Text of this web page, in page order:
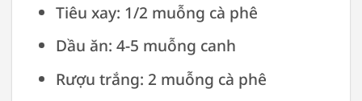
Tiêu xay: 1/2 muỗng cà phê
Dầu ăn: 4-5 muỗng canh
Rượu trắng: 2 muỗng cà phê